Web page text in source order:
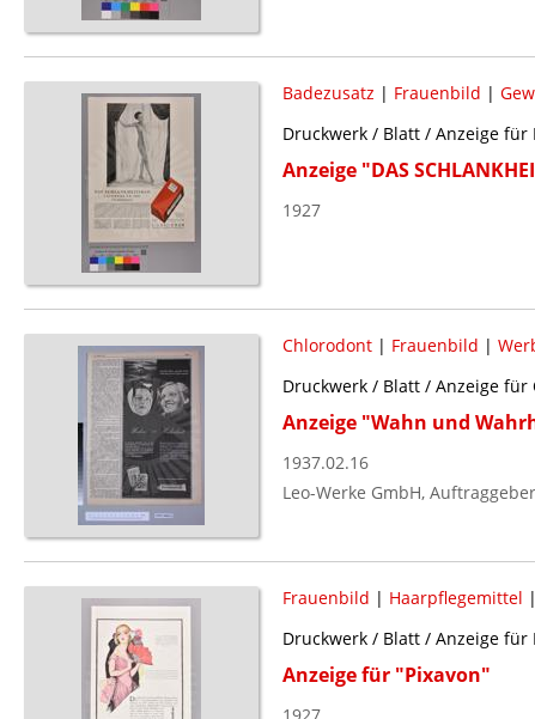
Badezusatz | Frauenbild |
Druckwerk / Blatt / Anzeige für
Anzeige "DAS
1927
Chlorodont| Frauenbild |
Druckwerk / Blatt / Anzeige
Anzeige "Wahn und
1937.02.16
Leo-Werke GmbH, Auftraggeber
Frauenbild | Haarpflegemittel |
Druckwerk / Blatt / Anzeige für
Anzeige für "Pixavon"
1927